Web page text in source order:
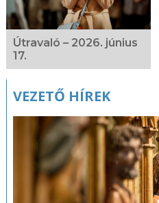
Útravaló – 2026. június
17.
VEZETŐ HÍREK